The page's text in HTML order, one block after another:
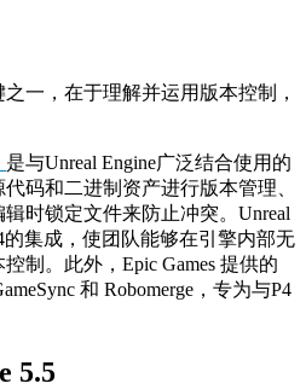
一，在于理解并运用版本控制，
是与Unreal Engine广泛结合使用的
代码和二进制资产进行版本管理、
时锁定文件来防止冲突。Unreal
的集成，使团队能够在引擎内部无
制。此外，Epic Games 提供的
和 Robomerge，专为与P4
5.5